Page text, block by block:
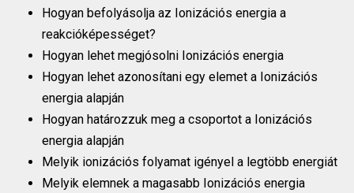
Hogyan befolyásolja az Ionizációs energia a
reakcióképességet?
Hogyan lehet megjósolni Ionizációs energia
Hogyan lehet azonosítani egy elemet a Ionizációs
energia alapján
Hogyan határozzuk meg a csoportot a Ionizációs
energia alapján
Melyik ionizációs folyamat igényel a legtöbb energiát
Melyik elemnek a magasabb Ionizációs energia